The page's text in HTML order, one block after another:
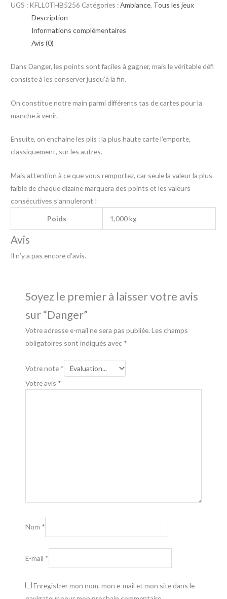
UGS : KFLL0THB5256 Catégories :Ambiance, Tous les jeux
Description
Informations complémentaires
Avis (0)
Dans Danger, les points sont faciles à gagner, mais le véritable défi
consiste à les conserver jusqu’à la fin.
On constitue notre main parmi différents tas de cartes pour la
manche à venir.
Ensuite, on enchaine les plis : la plus haute carte l’emporte,
classiquement, sur les autres.
Mais attention à ce que vous remportez, car seule la valeur la plus
faible de chaque dizaine marquera des points et les valeurs
consécutives s’annuleront !
Poids 1,000 kg
Avis
Il n’y a pas encore d’avis.
Soyez le premier à laisser votre avis
sur “Danger”
Votre adresse e-mail ne sera pas publiée. Les champs
obligatoires sont indiqués avec *
Votre note *
Votre avis *
Nom *
E-mail *
Enregistrer mon nom, mon e-mail et mon site dans le